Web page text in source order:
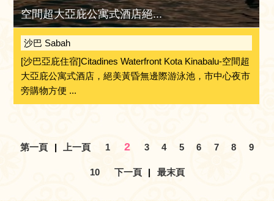
空間超大亞庇公寓式酒店絕...
沙巴 Sabah
[沙巴亞庇住宿]Citadines Waterfront Kota Kinabalu-空間超
大亞庇公寓式酒店，絕美黃昏無邊際游泳池，市中心夜市
旁購物方便 ...
第一頁 上一頁 1 2 3 4 5 6 7 8 9
10 下一頁 最末頁